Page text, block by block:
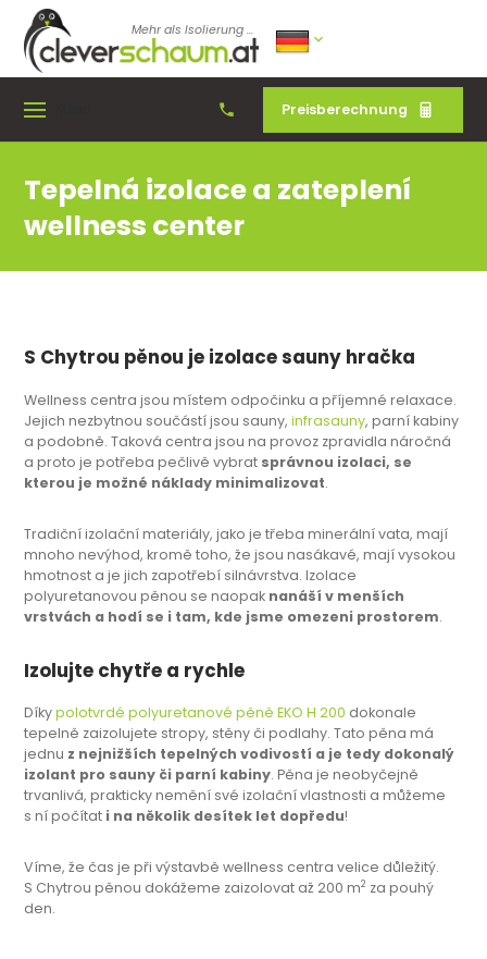
Mehr als Isolierung ...
Preisberechnung
Tepelná izolace a zateplení
wellness center
S Chytrou pěnou je izolace sauny hračka
Wellness centra jsou místem odpočinku a příjemné relaxace.
Jejich nezbytnou součástí jsou sauny, infrasauny, parní kabiny
a podobně. Taková centra jsou na provoz zpravidla náročná
a proto je potřeba pečlivě vybrat správnou izolaci, se
kterou je možné náklady minimalizovat.
Tradiční izolační materiály, jako je třeba minerální vata, mají
mnoho nevýhod, kromě toho, že jsou nasákavé, mají vysokou
hmotnost a je jich zapotřebí silnávrstva. Izolace
polyuretanovou pěnou se naopak nanáší v menších
vrstvách a hodí se i tam, kde jsme omezeni prostorem.
Izolujte chytře a rychle
Díky polotvrdé polyuretanové pěně EKO H 200 dokonale
tepelně zaizolujete stropy, stěny či podlahy. Tato pěna má
jednu z nejnižších tepelných vodivostí a je tedy dokonalý
izolant pro sauny či parní kabiny. Pěna je neobyčejně
trvanlivá, prakticky nemění své izolační vlastnosti a můžeme
s ní počítat i na několik desítek let dopředu!
Víme, že čas je při výstavbě wellness centra velice důležitý.
S Chytrou pěnou dokážeme zaizolovat až 200 m2 za pouhý
den.